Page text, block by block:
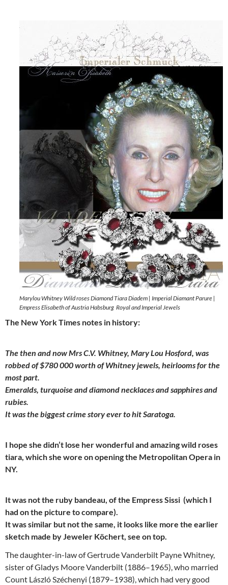
Marylou Whitney Wild roses Diamond Tiara Diadem | Imperial Diamant Parure |
Empress Elisabeth of Austria Habsburg Royal and Imperial Jewels
The New York Times notes in history:
The then and now Mrs C.V. Whitney, Mary Lou Hosford, was
robbed of $780 000 worth of Whitney jewels, heirlooms for the
most part.
Emeralds, turquoise and diamond necklaces and sapphires and
rubies.
It was the biggest crime story ever to hit Saratoga.
I hope she didn’t lose her wonderful and amazing wild roses
tiara, which she wore on opening the Metropolitan Opera in
NY.
It was not the ruby bandeau, of the Empress Sissi (which I
had on the picture to compare).
It was similar but not the same, it looks like more the earlier
sketch made by Jeweler Köchert, see on top.
The daughter-in-law of Gertrude Vanderbilt Payne Whitney,
sister of Gladys Moore Vanderbilt (1886–1965), who married
Count László Széchenyi (1879–1938), which had very good